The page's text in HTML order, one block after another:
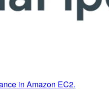
in Amazon EC2.